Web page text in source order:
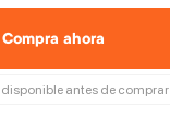
Compra ahora
antes de comprar